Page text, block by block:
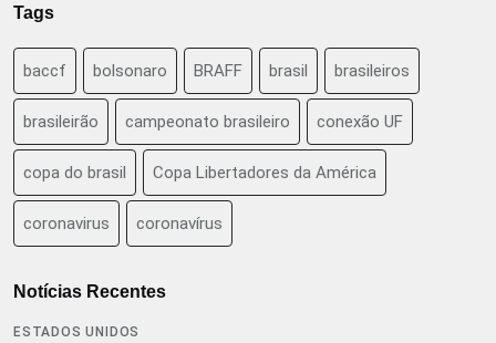
Tags
baccf bolsonaro BRAFF brasil brasileiros
brasileirão campeonato brasileiro conexão UF
copa do brasil Copa Libertadores da América
coronavirus coronavírus
Notícias Recentes
ESTADOS UNIDOS